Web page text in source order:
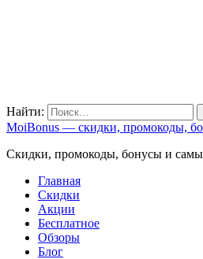
Найти:
MoiBonus — скидки, промокоды,
Скидки, промокоды, бонусы и
Главная
Скидки
Акции
Бесплатное
Обзоры
Блог